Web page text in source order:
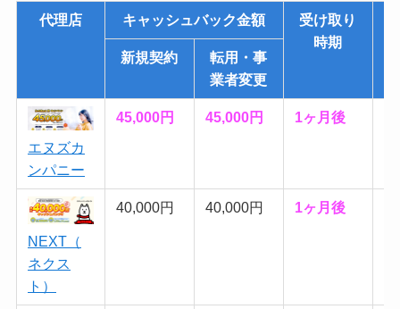
代理店 キャッシュバック金額
受け取り
時期
新規契約
転用・事
業者変更
エヌズカ
ンパニー
45,000円 45,000円 1ヶ月後
NEXT（
ネクス
ト）
40,000円 40,000円 1ヶ月後